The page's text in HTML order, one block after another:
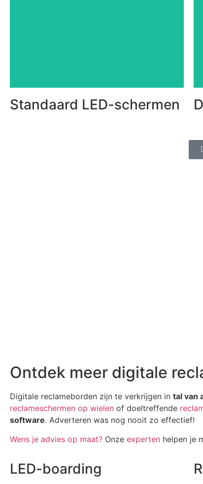
Standaard LED-schermen
Ontdek meer digitale
Digitale reclameborden zijn te verkrijgen in tal van
reclameschermen op wielen of doeltreffende
software. Adverteren was nog nooit zo effectief!
Wens je advies op maat? Onze experten helpen je
LED-boarding